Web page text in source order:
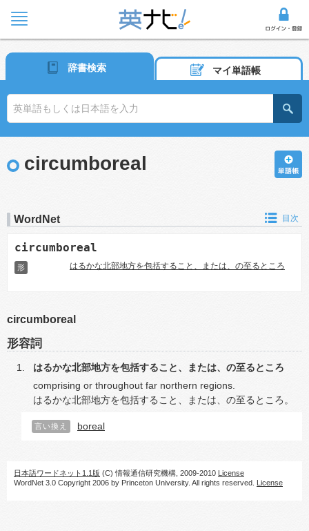
辞書検索 マイ単語帳
circumboreal
WordNet 目次
circumboreal
形 はるかな北部地方を包括すること、または、の至るところ
circumboreal
形容詞
はるかな北部地方を包括すること、または、の至るところ
comprising or throughout far northern regions.
はるかな北部地方を包括すること、または、の至るところ。
言い換え boreal
日本語ワードネット1.1版 (C) 情報通信研究機構, 2009-2010 License
WordNet 3.0 Copyright 2006 by Princeton University. All rights reserved. License